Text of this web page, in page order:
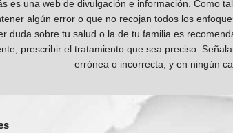
es una web de divulgación e información. Como
algún error o que no recojan todos los
duda sobre tu salud o la de tu familia es
prescribir el tratamiento que sea preciso.
errónea o incorrecta, y en ningún